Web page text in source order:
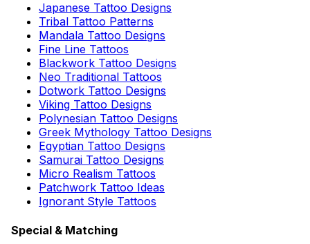
Japanese Tattoo Designs
Tribal Tattoo Patterns
Mandala Tattoo Designs
Fine Line Tattoos
Blackwork Tattoo Designs
Neo Traditional Tattoos
Dotwork Tattoo Designs
Viking Tattoo Designs
Polynesian Tattoo Designs
Greek Mythology Tattoo Designs
Egyptian Tattoo Designs
Samurai Tattoo Designs
Micro Realism Tattoos
Patchwork Tattoo Ideas
Ignorant Style Tattoos
Special & Matching